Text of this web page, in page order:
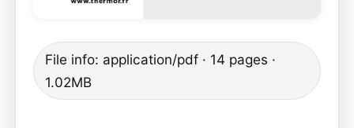
File info: application/pdf · 14 pages ·
1.02MB